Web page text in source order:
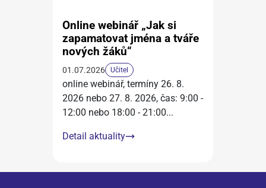
Online webinář „Jak si
zapamatovat jména a tváře
nových žáků“
01.07.2026 Učitel
online webinář, termíny 26. 8.
2026 nebo 27. 8. 2026, čas: 9:00 -
12:00 nebo 18:00 - 21:00...
Detail aktuality